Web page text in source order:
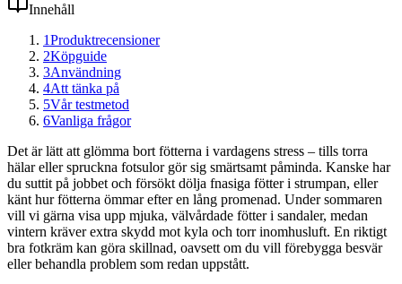
Innehåll
1Produktrecensioner
2Köpguide
3Användning
4Att tänka på
5Vår testmetod
6Vanliga frågor
Det är lätt att glömma bort fötterna i vardagens stress – tills torra
hälar eller spruckna fotsulor gör sig smärtsamt påminda. Kanske har
du suttit på jobbet och försökt dölja fnasiga fötter i strumpan, eller
känt hur fötterna ömmar efter en lång promenad. Under sommaren
vill vi gärna visa upp mjuka, välvårdade fötter i sandaler, medan
vintern kräver extra skydd mot kyla och torr inomhusluft. En riktigt
bra fotkräm kan göra skillnad, oavsett om du vill förebygga besvär
eller behandla problem som redan uppstått.